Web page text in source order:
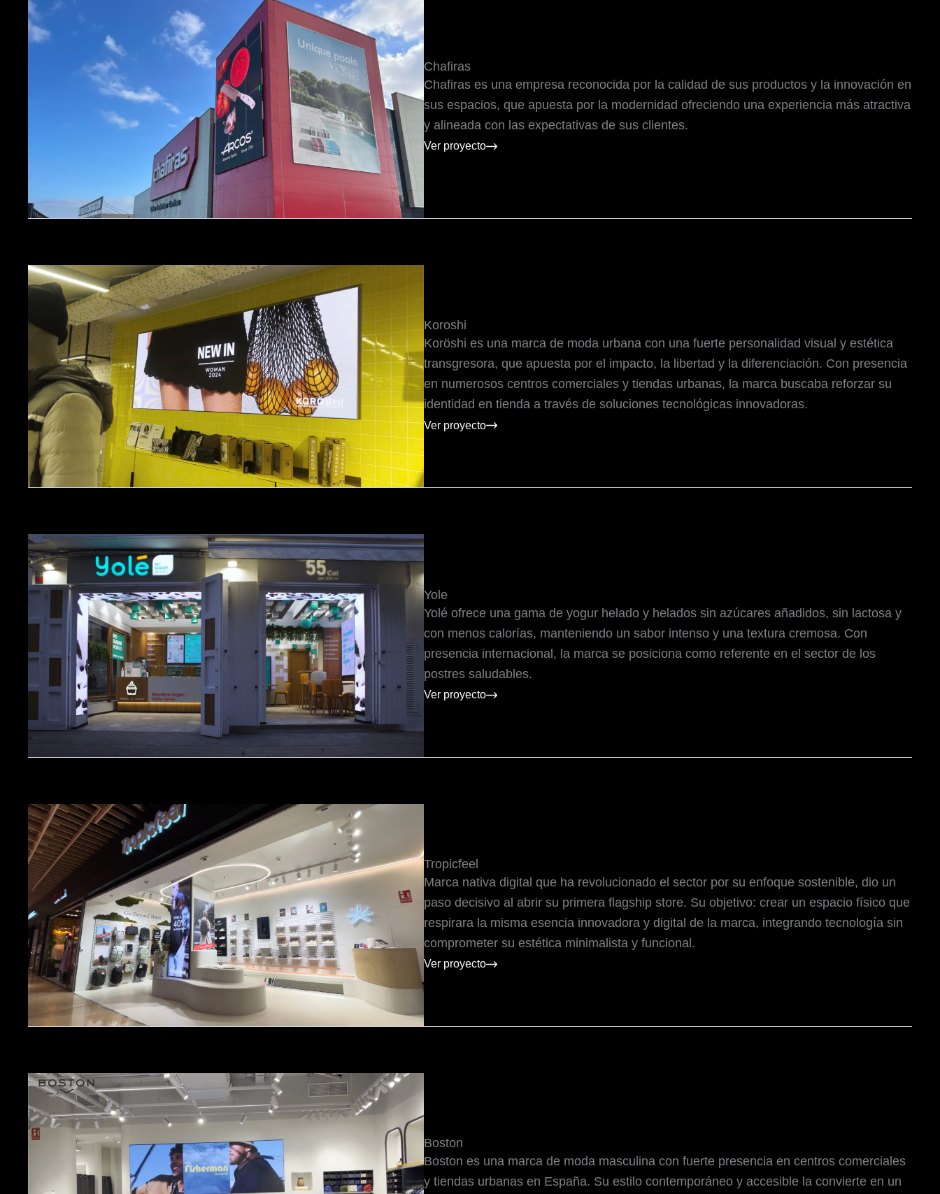
Chafiras
Chafiras es una empresa reconocida por la calidad de sus productos y la innovación en
sus espacios, que apuesta por la modernidad ofreciendo una experiencia más atractiva
y alineada con las expectativas de sus clientes.
Ver proyecto
Koroshi
Koröshi es una marca de moda urbana con una fuerte personalidad visual y estética
transgresora, que apuesta por el impacto, la libertad y la diferenciación. Con presencia
en numerosos centros comerciales y tiendas urbanas, la marca buscaba reforzar su
identidad en tienda a través de soluciones tecnológicas innovadoras.
Ver proyecto
Yole
Yolé ofrece una gama de yogur helado y helados sin azúcares añadidos, sin lactosa y
con menos calorías, manteniendo un sabor intenso y una textura cremosa. Con
presencia internacional, la marca se posiciona como referente en el sector de los
postres saludables.
Ver proyecto
Tropicfeel
Marca nativa digital que ha revolucionado el sector por su enfoque sostenible, dio un
paso decisivo al abrir su primera flagship store. Su objetivo: crear un espacio físico que
respirara la misma esencia innovadora y digital de la marca, integrando tecnología sin
comprometer su estética minimalista y funcional.
Ver proyecto
Boston
Boston es una marca de moda masculina con fuerte presencia en centros comerciales
y tiendas urbanas en España. Su estilo contemporáneo y accesible la convierte en un